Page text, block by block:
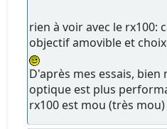
rien à voir avec le rx100:
objectif amovible et
D'après mes essais,
optique est plus
rx100 est mou (très